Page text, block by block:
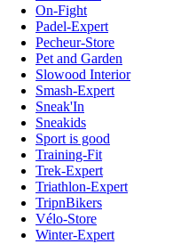
On-Fight
Padel-Expert
Pecheur-Store
Pet and Garden
Slowood Interior
Smash-Expert
Sneak'In
Sneakids
Sport is good
Training-Fit
Trek-Expert
Triathlon-Expert
TripnBikers
Vélo-Store
Winter-Expert